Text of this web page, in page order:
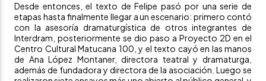
Desde entonces, el texto de Felipe pasó por una serie de
etapas hasta finalmente llegar a un escenario: primero contó
con la asesoría dramaturgística de otros integrantes de
Interdram, posteriormente se dio paso a Proyecto 2D en el
Centro Cultural Matucana 100 , y el texto cayó en las manos
de Ana López Montaner, directora teatral y dramaturga,
además de fundadora y directora de la asociación. Luego se